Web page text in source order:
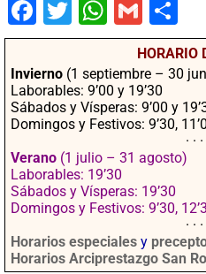
Fac
ebo
Twit
ter
Wha
tsA
pp
Gm
ail
mpa
rtir
HORARIO
Invierno (1 septiembre – 30
Laborables: 9’00 y 19’30
Sábados y Vísperas: 9’00 y
Domingos y Festivos: 9’30,
· ·
Verano (1 julio – 31 agosto)
Laborables: 19’30
Sábados y Vísperas: 19’30
Domingos y Festivos: 9’30,
· ·
Horarios especiales y
Horarios Arciprestazgo San